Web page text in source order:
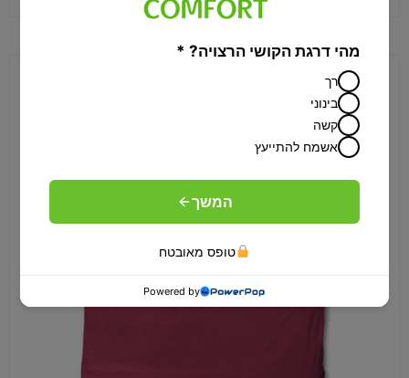
מהי דרגת הקושי הרצויה? *
רך
בינוני
קשה
אשמח להתייעץ
המשך
טופס מאובטח
Powered by